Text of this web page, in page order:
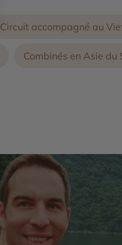
Circuit accompagné au
Combinés en Asie du